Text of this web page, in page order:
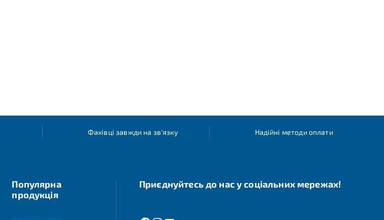
Фахівці завжди на зв'язку Надійні методи оплати
Популярна
продукція
Приєднуйтесь до нас у соціальних мережах!